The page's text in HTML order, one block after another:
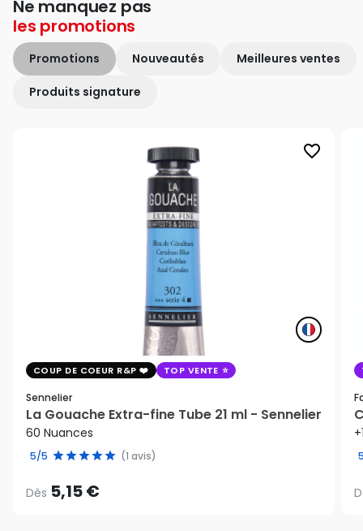
Ne manquez pas
les promotions
Promotions Nouveautés Meilleures ventes
Produits signature
favorite_border
COUP DE COEUR R&P TOP VENTE
Sennelier
La Gouache Extra-fine Tube 21 ml - Sennelier
60 Nuances
5/5 (1 avis)
Dès 5,15 €